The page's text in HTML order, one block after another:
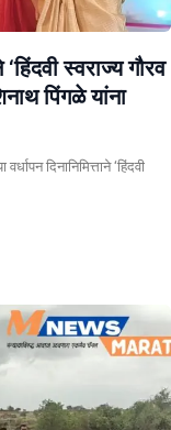
स्वराज्य गौरव
पिंगळे यांना
दिनानिमित्ताने ‘हिंदवी